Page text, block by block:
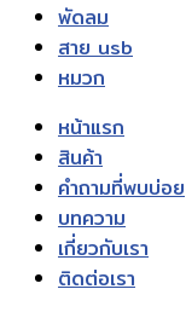
พัดลม
สาย usb
หมวก
หน้าแรก
สินค้า
คำถามที่พบบ่อย
บทความ
เกี่ยวกับเรา
ติดต่อเรา